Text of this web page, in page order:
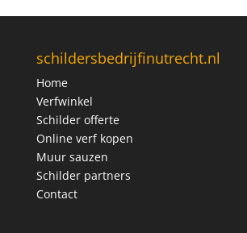
schildersbedrijfinutrecht.nl
Home
Verfwinkel
Schilder offerte
Online verf kopen
Muur sauzen
Schilder partners
Contact